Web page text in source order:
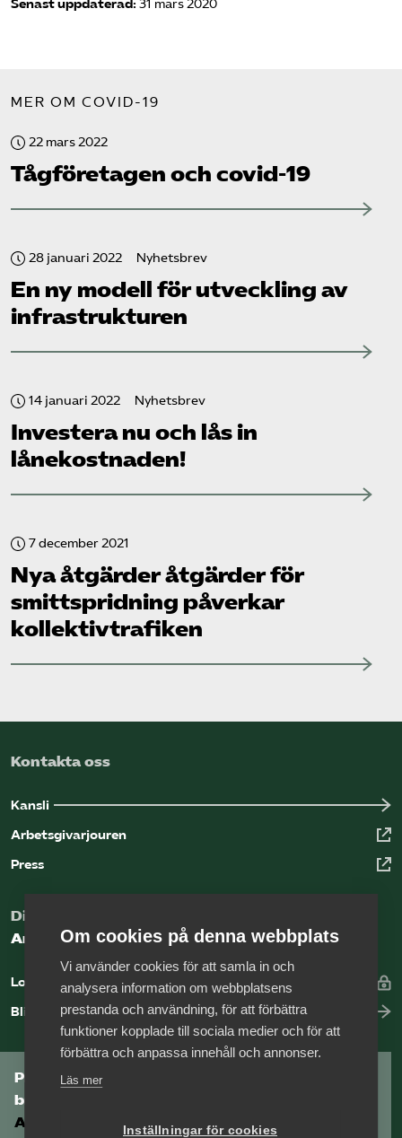
Senast uppdaterad: 31 mars 2020
MER OM COVID-19
22 mars 2022
Tåg­företagen och covid-19
28 januari 2022 Nyhetsbrev
En ny modell för utveckling av
infrastrukturen
14 januari 2022 Nyhetsbrev
Investera nu och lås in
lånekostnaden!
7 december 2021
Nya åtgärder åtgärder för
smittspridning påverkar
kollektiv­trafiken
Kontakta oss
Kansli
Arbetsgivarjouren
Press
Digital kunskapsbank för arbetsgivare
Arbetsgivarguiden
Logga in
Bli medlem
Prenumerera på Tågföretagens
branschnyhetsbrev
Aktuell info direkt i din inkorg.
Om cookies på denna webbplats
Vi använder cookies för att samla in och
analysera information om webbplatsens
prestanda och användning, för att förbättra
funktioner kopplade till sociala medier och för att
förbättra och anpassa innehåll och annonser.
Läs mer
Inställningar för cookies